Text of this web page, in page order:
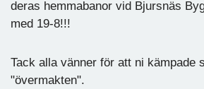
deras hemmabanor vid Bjursnäs
med 19-8!!!
Tack alla vänner för att ni kämpade
"övermakten".